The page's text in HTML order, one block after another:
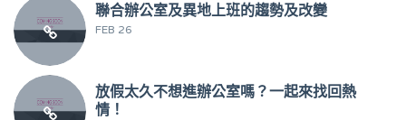
聯合辦公室及異地上班的趨勢及改變
FEB 26
放假太久不想進辦公室嗎？一起來找回熱
情！